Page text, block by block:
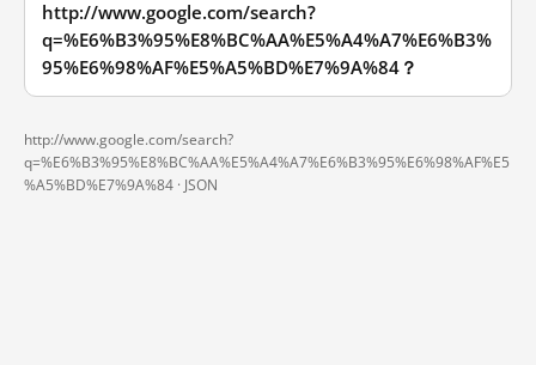
http://www.google.com/search?
q=%E6%B3%95%E8%BC%AA%E5%A4%A7%E6%B3%
95%E6%98%AF%E5%A5%BD%E7%9A%84？
http://www.google.com/search?
q=%E6%B3%95%E8%BC%AA%E5%A4%A7%E6%B3%95%E6%98%AF%E5
%A5%BD%E7%9A%84 · JSON